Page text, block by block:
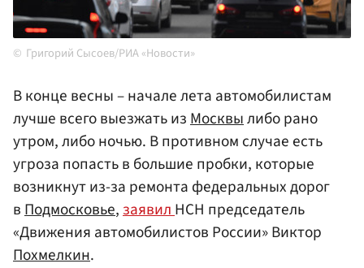
Григорий Сысоев/РИА «Новости»
В конце весны – начале лета автомобилистам
лучше всего выезжать изМосквылибо рано
утром, либо ночью. В противном случае есть
угроза попасть в большие пробки, которые
возникнут из-за ремонта федеральных дорог
вПодмосковье,заявилНСН председатель
«Движения автомобилистов России» Виктор
Похмелкин.